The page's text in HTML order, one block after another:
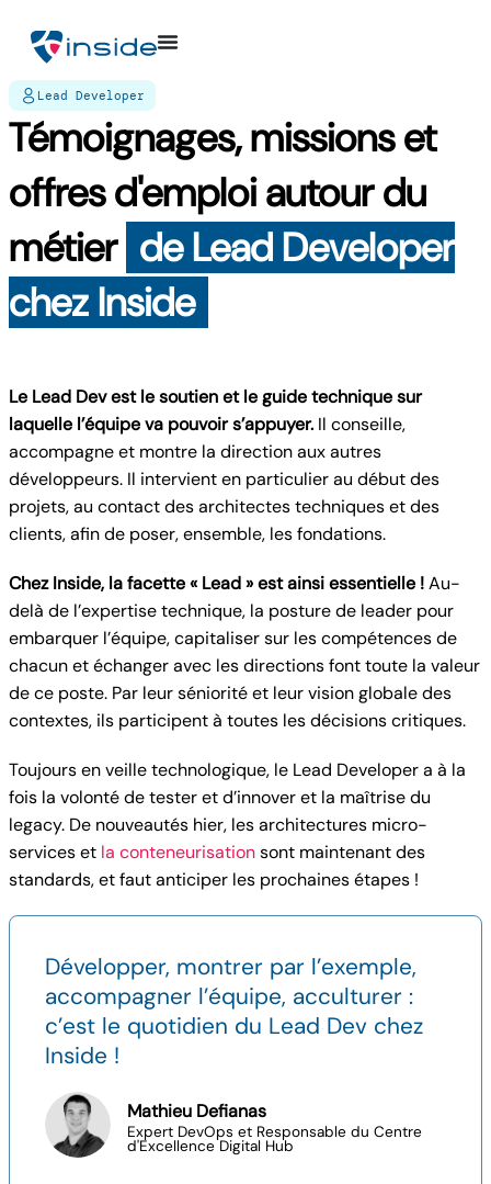
Lead Developer
Témoignages, missions et
offres d'emploi autour du
métier de Lead Developer
chez Inside
Le Lead Dev est le soutien et le guide technique sur
laquelle l’équipe va pouvoir s’appuyer. Il conseille,
accompagne et montre la direction aux autres
développeurs. Il intervient en particulier au début des
projets, au contact des architectes techniques et des
clients, afin de poser, ensemble, les fondations.
Chez Inside, la facette « Lead » est ainsi essentielle !Au-
delà de l’expertise technique, la posture de leader pour
embarquer l’équipe, capitaliser sur les compétences de
chacun et échanger avec les directions font toute la valeur
de ce poste. Par leur séniorité et leur vision globale des
contextes, ils participent à toutes les décisions critiques.
Toujours en veille technologique, le Lead Developer a à la
fois la volonté de tester et d’innover et la maîtrise du
legacy. De nouveautés hier, les architectures micro-
services et la conteneurisationsont maintenant des
standards, et faut anticiper les prochaines étapes !
Développer, montrer par l’exemple,
accompagner l’équipe, acculturer :
c’est le quotidien du Lead Dev chez
Inside !
Mathieu Defianas
Expert DevOps et Responsable du Centre
d'Excellence Digital Hub